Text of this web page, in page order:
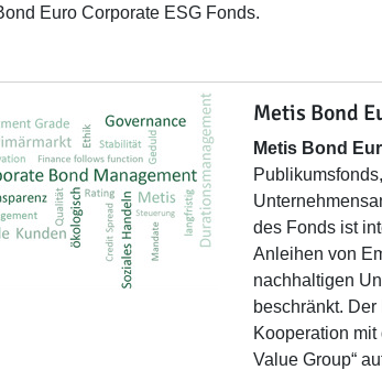
Euro Corporate ESG Fonds.
Metis Bond
Metis Bond
des Fonds ist
Anleihen von
nachhaltigen
beschränkt.
Kooperation mit
Value Group“